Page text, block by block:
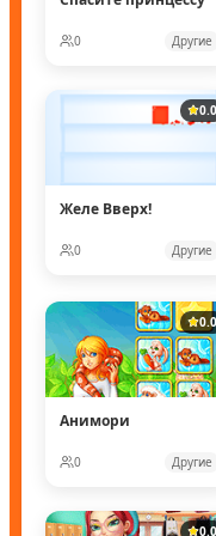
0 Другие
0.0
Желе Вверх!
0 Другие
0.0
Анимори
0 Другие
0.0